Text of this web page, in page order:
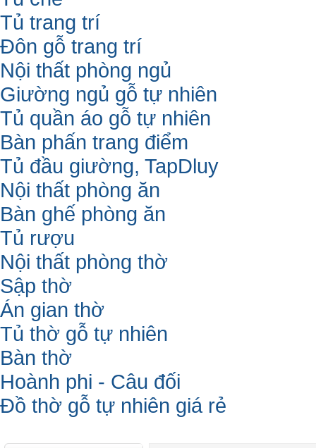
Tủ trang trí
Đôn gỗ trang trí
Nội thất phòng ngủ
Giường ngủ gỗ tự nhiên
Tủ quần áo gỗ tự nhiên
Bàn phấn trang điểm
Tủ đầu giường, TapDluy
Nội thất phòng ăn
Bàn ghế phòng ăn
Tủ rượu
Nội thất phòng thờ
Sập thờ
Án gian thờ
Tủ thờ gỗ tự nhiên
Bàn thờ
Hoành phi - Câu đối
Đồ thờ gỗ tự nhiên giá rẻ